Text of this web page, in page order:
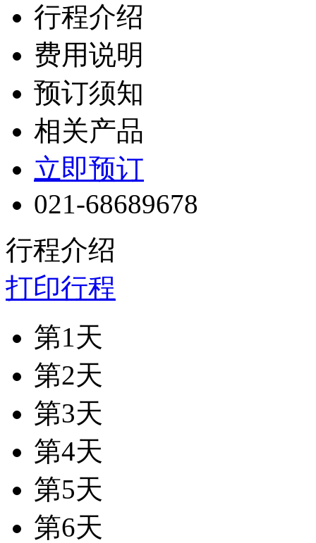
行程介绍
费用说明
预订须知
相关产品
立即预订
021-68689678
行程介绍
打印行程
第1天
第2天
第3天
第4天
第5天
第6天